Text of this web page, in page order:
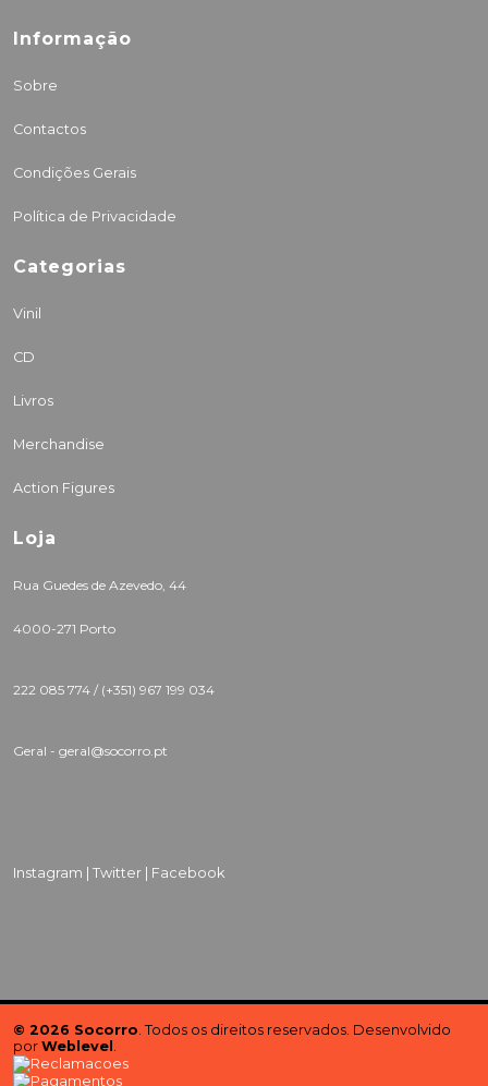
Informação
Sobre
Contactos
Condições Gerais
Política de Privacidade
Categorias
Vinil
CD
Livros
Merchandise
Action Figures
Loja
Rua Guedes de Azevedo, 44
4000-271 Porto
222 085 774 / (+351) 967 199 034
Geral - geral@socorro.pt
Instagram | Twitter | Facebook
© 2026 Socorro. Todos os direitos reservados. Desenvolvido
por Weblevel .